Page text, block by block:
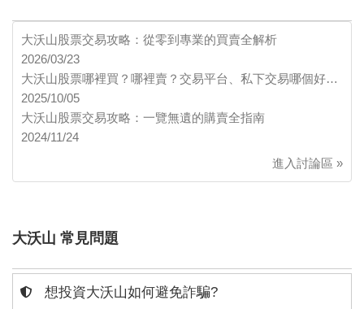
大沃山股票交易攻略：從零到專業的買賣全解析
2026/03/23
大沃山股票哪裡買？哪裡賣？交易平台、私下交易哪個好…
2025/10/05
大沃山股票交易攻略：一覽無遺的購賣全指南
2024/11/24
進入討論區 »
大沃山 常見問題
想投資大沃山如何避免詐騙?